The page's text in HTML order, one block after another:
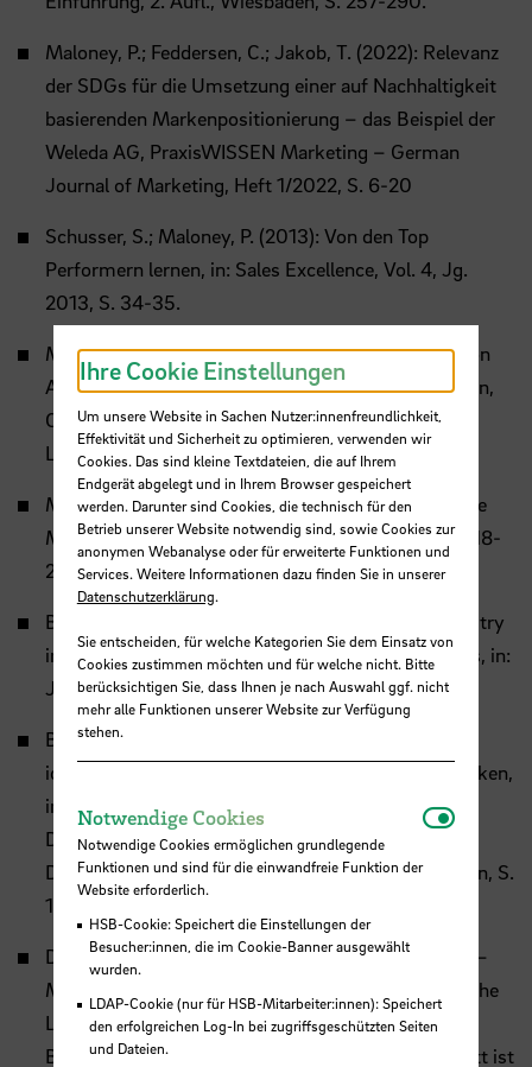
Maloney, P.; Feddersen, C.; Jakob, T. (2022): Relevanz
der SDGs für die Umsetzung einer auf Nachhaltigkeit
basierenden Markenpositionierung – das Beispiel der
Weleda AG, PraxisWISSEN Marketing – German
Journal of Marketing, Heft 1/2022, S. 6-20
Schusser, S.; Maloney, P. (2013): Von den Top
Performern lernen, in: Sales Excellence, Vol. 4, Jg.
2013, S. 34-35.
Maloney, P. (2012): Vertrieb von Luxusmarken – von
Absatzmittlern zu Markenbotschaftern, in: Burmann,
C.; König, V. (Hrsg.): Identitätsbasierte
Luxusmarkenführung, Wiesbaden, S. 139-154.
Maloney, P. (2009): Poggenpohl – Eine Luxusmarke
Made in Germany, in: Oscar.trends, Nr. 1/2009, S. 18-
21.
Burmann, C.; Schäfer, K.; Maloney, P. (2008): Industry
image: its impact on the brand image of employees, in:
Journal of Brand Management, Vol. 15, S. 157-176.
Burmann, C.; Maloney, P. (2008): Innengerichtete,
identitätsbasierte Führung von Dienstleistungsmarken,
in: Bruhn, M.; Stauss, B. (Hrsg.):
Dienstleistungsmarken: Forum
Dienstleistungsmanagement, 1. Auflage, Wiesbaden, S.
191-212.
Duffner, E.; Maloney, P. (2007): “Küchen-Porsche” –
Mit Poggenpohl wurde eine traditionsreiche deutsche
Luxusmarke revitalisiert. Die Marke hat ihre
Bekanntheit und ihr Profil gestärkt. Jüngster Schritt ist
Ihre Cookie Einstellungen
Um unsere Website in Sachen Nutzer:innenfreundlichkeit,
Effektivität und Sicherheit zu optimieren, verwenden wir
Cookies. Das sind kleine Textdateien, die auf Ihrem
Endgerät abgelegt und in Ihrem Browser gespeichert
werden. Darunter sind Cookies, die technisch für den
Betrieb unserer Website notwendig sind, sowie Cookies zur
anonymen Webanalyse oder für erweiterte Funktionen und
Services. Weitere Informationen dazu finden Sie in unserer
Datenschutzerklärung.
Sie entscheiden, für welche Kategorien Sie dem Einsatz von
Cookies zustimmen möchten und für welche nicht. Bitte
berücksichtigen Sie, dass Ihnen je nach Auswahl ggf. nicht
mehr alle Funktionen unserer Website zur Verfügung
stehen.
Notwendige Cookies
Notwendige Cookies ermöglichen grundlegende
Funktionen und sind für die einwandfreie Funktion der
Website erforderlich.
HSB-Cookie: Speichert die Einstellungen der
Besucher:innen, die im Cookie-Banner ausgewählt
wurden.
LDAP-Cookie (nur für HSB-Mitarbeiter:innen): Speichert
den erfolgreichen Log-In bei zugriffsgeschützten Seiten
und Dateien.